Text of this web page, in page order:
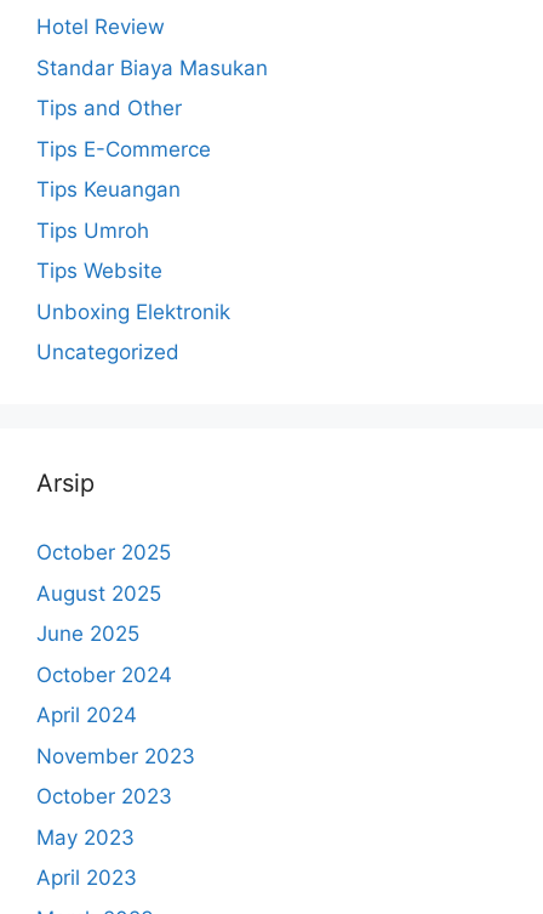
Hotel Review
Standar Biaya Masukan
Tips and Other
Tips E-Commerce
Tips Keuangan
Tips Umroh
Tips Website
Unboxing Elektronik
Uncategorized
Arsip
October 2025
August 2025
June 2025
October 2024
April 2024
November 2023
October 2023
May 2023
April 2023